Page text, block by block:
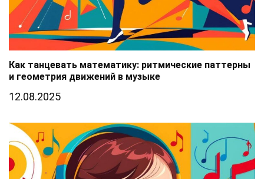
Как танцевать математику: ритмические паттерны
и геометрия движений в музыке
12.08.2025